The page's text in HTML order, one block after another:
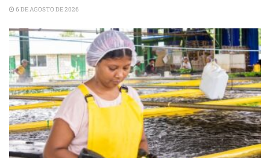
6 DE AGOSTO DE 2026